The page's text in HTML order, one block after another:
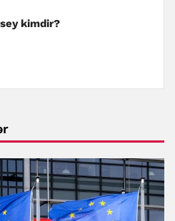
kimdir?